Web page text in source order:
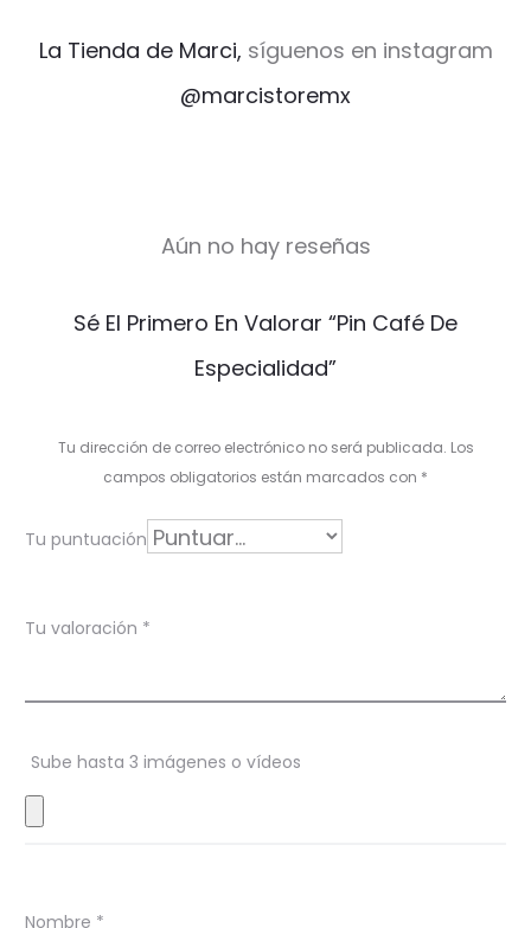
La Tienda de Marci, síguenos en instagram
@marcistoremx
c
o
n
s
Aún no hay reseñas
Sé El Primero En Valorar “Pin Café De
Especialidad”
Tu dirección de correo electrónico no será publicada. Los
campos obligatorios están marcados con *
Tu puntuación
Tu valoración *
Sube hasta 3 imágenes o vídeos
Nombre *